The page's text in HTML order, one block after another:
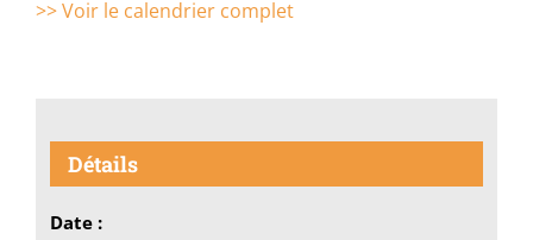
>> Voir le calendrier complet
Détails
Date :